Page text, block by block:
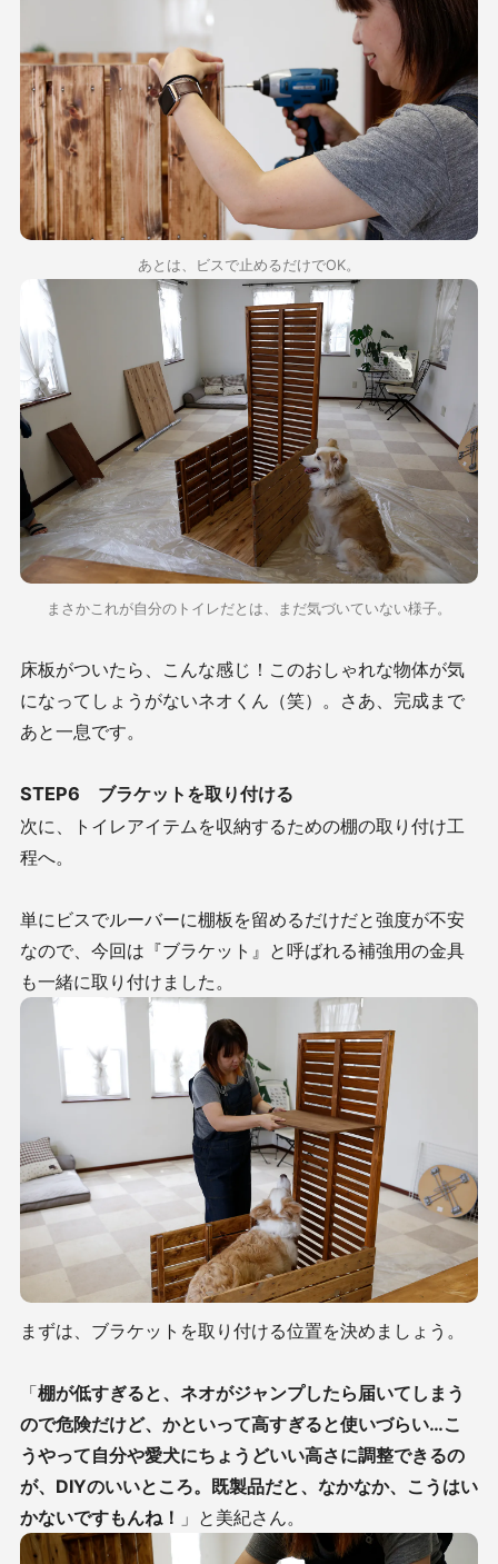
あとは、ビスで止めるだけでOK。
まさかこれが自分のトイレだとは、まだ気づいていない様子。
床板がついたら、こんな感じ！このおしゃれな物体が気
になってしょうがないネオくん（笑）。さあ、完成まで
あと一息です。
STEP6 ブラケットを取り付ける
次に、トイレアイテムを収納するための棚の取り付け工
程へ。
単にビスでルーバーに棚板を留めるだけだと強度が不安
なので、今回は『ブラケット』と呼ばれる補強用の金具
も一緒に取り付けました。
まずは、ブラケットを取り付ける位置を決めましょう。
「棚が低すぎると、ネオがジャンプしたら届いてしまう
ので危険だけど、かといって高すぎると使いづらい…こ
うやって自分や愛犬にちょうどいい高さに調整できるの
が、DIYのいいところ。 既製品だと、なかなか、こうはい
かないですもんね！ 」と美紀さん。